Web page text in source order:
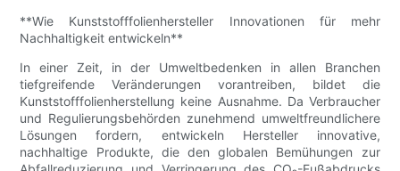
**Wie Kunststofffolienhersteller Innovationen für mehr
Nachhaltigkeit entwickeln**
In einer Zeit, in der Umweltbedenken in allen Branchen
tiefgreifende Veränderungen vorantreiben, bildet die
Kunststofffolienherstellung keine Ausnahme. Da Verbraucher
und Regulierungsbehörden zunehmend umweltfreundlichere
Lösungen fordern, entwickeln Hersteller innovative,
nachhaltige Produkte, die den globalen Bemühungen zur